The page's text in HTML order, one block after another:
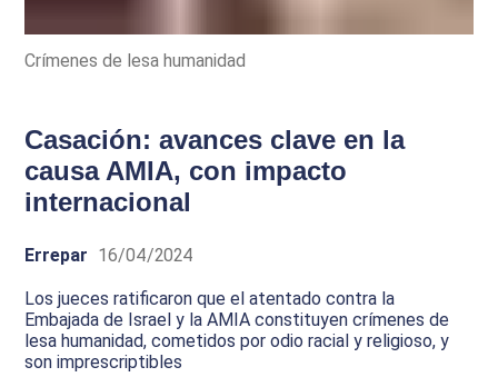
Crímenes de lesa humanidad
Casación: avances clave en la
causa AMIA, con impacto
internacional
Errepar 16/04/2024
Los jueces ratificaron que el atentado contra la
Embajada de Israel y la AMIA constituyen crímenes de
lesa humanidad, cometidos por odio racial y religioso, y
son imprescriptibles